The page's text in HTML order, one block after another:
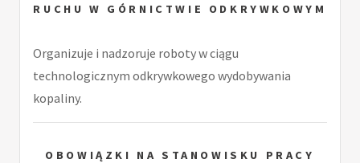
RUCHU W GÓRNICTWIE ODKRYWKOWYM
Organizuje i nadzoruje roboty w ciągu
technologicznym odkrywkowego wydobywania
kopaliny.
OBOWIĄZKI NA STANOWISKU PRACY